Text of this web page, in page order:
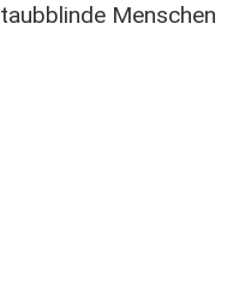
Menschen